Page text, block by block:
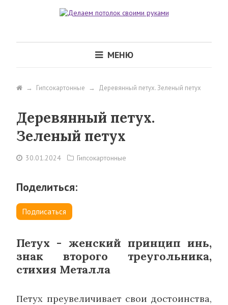
МЕНЮ
→ Гипсокартонные → Деревянный петух. Зеленый петух
Деревянный петух.
Зеленый петух
30.01.2024 Гипсокартонные
Поделиться:
Подписаться
Петух - женский принцип инь,
знак второго треугольника,
стихия Металла
Петух преувеличивает свои достоинства,